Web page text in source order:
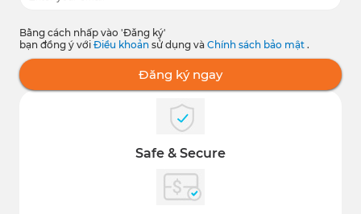
Bằng cách nhấp vào 'Đăng ký'
bạn đồng ý với Điều khoản sử dụng và Chính sách bảo mật .
Đăng ký ngay
Safe & Secure